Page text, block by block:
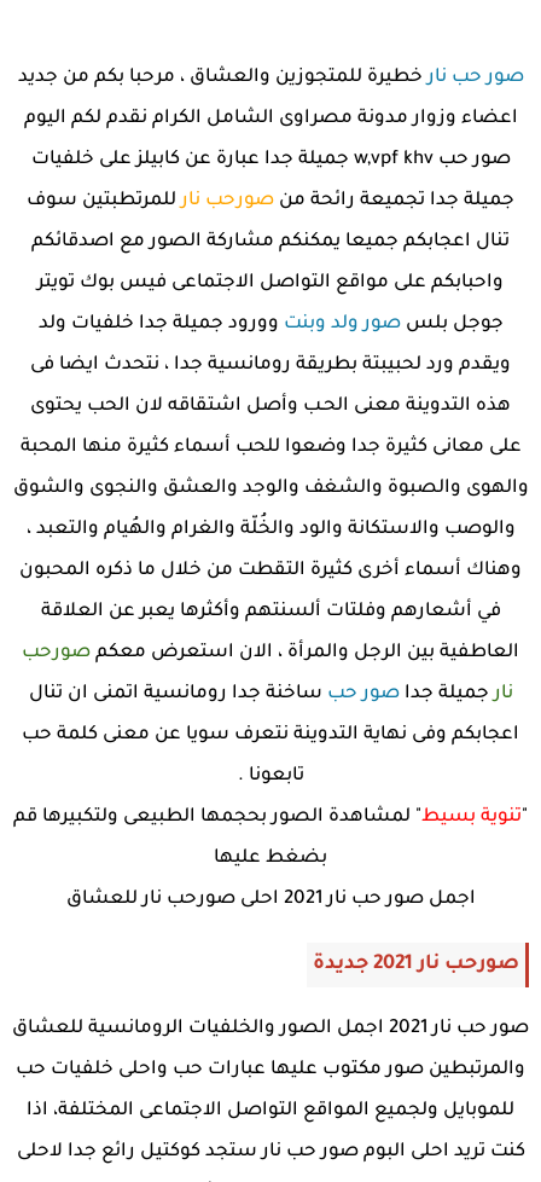
صور حب نارخطيرة للمتجوزين والعشاق ، مرحبا بكم من جديد
اعضاء وزوار مدونة مصراوى الشامل الكرام نقدم لكم اليوم
صور حب w,vpf khv جميلة جدا عبارة عن كابيلز على خلفيات
جميلة جدا تجميعة رائحة من صورحب نارللمرتطبتين سوف
تنال اعجابكم جميعا يمكنكم مشاركة الصور مع اصدقائكم
واحبابكم على مواقع التواصل الاجتماعى فيس بوك تويتر
جوجل بلسصور ولد وبنت وورود جميلة جدا خلفيات ولد
ويقدم ورد لحبيبتة بطريقة رومانسية جدا ، نتحدث ايضا فى
هذه التدوينة معنى الحـب وأصل اشتقاقه لان الحب يحتوى
على معانى كثيرة جدا وضعوا للحب أسماء كثيرة منها المحبة
والهوى والصبوة والشغف والوجد والعشق والنجوى والشوق
والوصب والاستكانة والود والخُلّة والغرام والهُيام والتعبد ،
وهناك أسماء أخرى كثيرة التقطت من خلال ما ذكره المحبون
في أشعارهم وفلتات ألسنتهم وأكثرها يعبر عن العلاقة
العاطفية بين الرجل والمرأة ، الان استعرض معكم صورحب
نارجميلة جداصور حب ساخنة جدا رومانسية اتمنى ان تنال
اعجابكم وفى نهاية التدوينة نتعرف سويا عن معنى كلمة حب
تابعونا .
"تنوية بسيط" لمشاهدة الصور بحجمها الطبيعى ولتكبيرها قم
بضغط عليها
اجمل صور حب نار 2021 احلى صورحب نار للعشاق
صورحب نار 2021 جديدة
صور حب نار 2021 اجمل الصور والخلفيات الرومانسية للعشاق
والمرتبطين صور مكتوب عليها عبارات حب واحلى خلفيات حب
للموبايل ولجميع المواقع التواصل الاجتماعى المختلفة، اذا
كنت تريد احلى البوم صور حب نار ستجد كوكتيل رائع جدا لاحلى